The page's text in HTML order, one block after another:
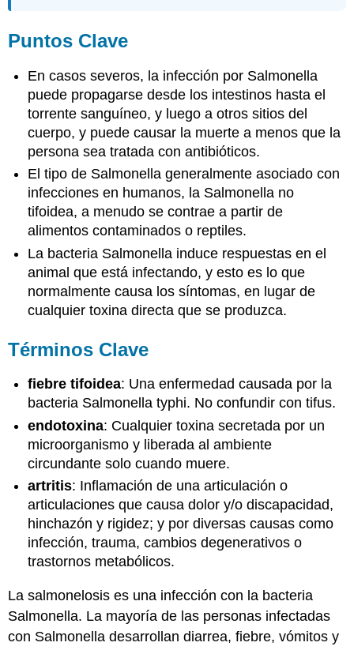
Puntos Clave
En casos severos, la infección por Salmonella
puede propagarse desde los intestinos hasta el
torrente sanguíneo, y luego a otros sitios del
cuerpo, y puede causar la muerte a menos que la
persona sea tratada con antibióticos.
El tipo de Salmonella generalmente asociado con
infecciones en humanos, la Salmonella no
tifoidea, a menudo se contrae a partir de
alimentos contaminados o reptiles.
La bacteria Salmonella induce respuestas en el
animal que está infectando, y esto es lo que
normalmente causa los síntomas, en lugar de
cualquier toxina directa que se produzca.
Términos Clave
fiebre tifoidea: Una enfermedad causada por la
bacteria Salmonella typhi. No confundir con tifus.
endotoxina: Cualquier toxina secretada por un
microorganismo y liberada al ambiente
circundante solo cuando muere.
artritis: Inflamación de una articulación o
articulaciones que causa dolor y/o discapacidad,
hinchazón y rigidez; y por diversas causas como
infección, trauma, cambios degenerativos o
trastornos metabólicos.
La salmonelosis es una infección con la bacteria
Salmonella. La mayoría de las personas infectadas
con Salmonella desarrollan diarrea, fiebre, vómitos y